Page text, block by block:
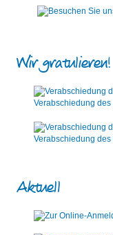
Wir gratulieren!
Verabschiedung
Verabschiedung
Aktuell